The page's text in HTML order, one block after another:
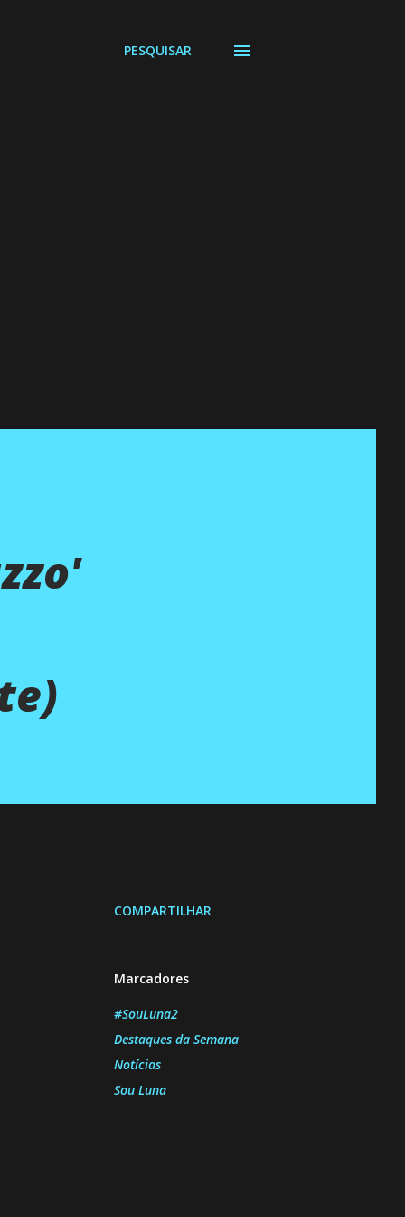
PESQUISAR
COMPARTILHAR
Marcadores
#SouLuna2
Destaques da Semana
Notícias
Sou Luna